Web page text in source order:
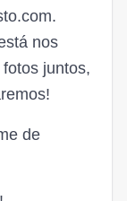
nos
juntos,
de